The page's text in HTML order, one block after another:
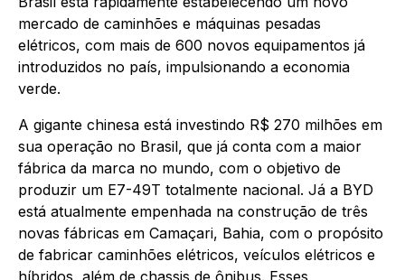
mercado de caminhões e máquinas pesadas
elétricos, com mais de 600 novos equipamentos já
introduzidos no país, impulsionando a economia
verde.
A gigante chinesa está investindo R$ 270 milhões em
sua operação no Brasil, que já conta com a maior
fábrica da marca no mundo, com o objetivo de
produzir um E7-49T totalmente nacional. Já a BYD
está atualmente empenhada na construção de três
novas fábricas em Camaçari, Bahia, com o propósito
de fabricar caminhões elétricos, veículos elétricos e
híbridos, além de chassis de ônibus. Esses